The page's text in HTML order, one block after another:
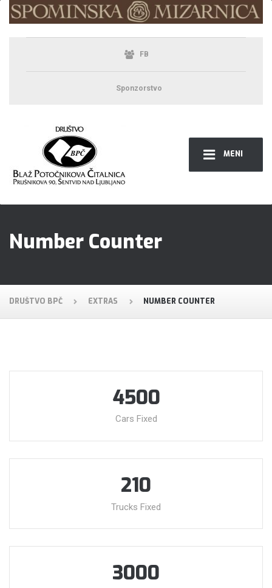
MENI
FB
Sponzorstvo
Number Counter
DRUŠTVO BPČ EXTRAS NUMBER COUNTER
4500
Cars Fixed
210
Trucks Fixed
3000